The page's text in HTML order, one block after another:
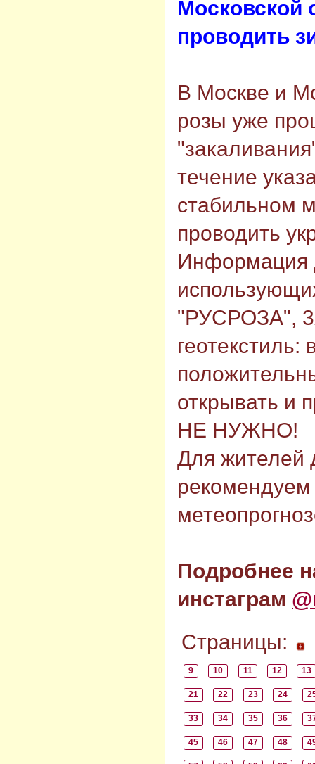
Московской
проводить
В Москве и
розы уже
течение
стабильном
проводить
Информация
"РУСРОЗА",
геотекстиль:
открывать и
НЕ НУЖНО!
Для жителей
рекомендуем
Подробнее
инстаграм
Страницы:
9 10 11 12 13
21 22 23 24
33 34 35 36
45 46 47 48